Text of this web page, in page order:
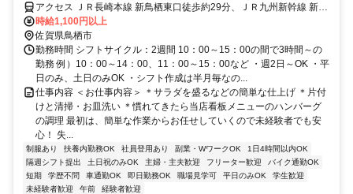
＆土日のみや平日のみもOK◎美味しいまかない制度有り♪
アクセス ＪＲ長崎本線 新鳥栖東口徒歩約29分、ＪＲ九州新幹線 新鳥
栖東口徒歩約29分、ＪＲ鹿児島本線 田代徒歩約32分
時給1,100円以上
佐賀県鳥栖市
勤務時間 シフトサイクル：2週間 10：00～15：00の間で3時間～の
勤務 例）10：00～14：00、11：00～15：00など ・週2日～OK ・平
日のみ、土日のみOK ・シフト作成は半月毎なの...
仕事内容 ＜お仕事内容＞ ＊サラダを盛るなどの簡単な仕上げ ＊片付
けと清掃・お皿洗い ＊慣れてきたら当店看板メニューのハンバーグ
の調理 最初は、簡単な作業からお任せしていくので未経験者でも安
心！ 失...
制服あり 扶養内勤務OK 社員登用あり 副業・WワークOK
1日4時間以内OK
隔週シフト提出
土日祝のみOK 主婦・主夫歓迎 フリーター歓迎
バイク通勤OK
短期
学歴不問 車通勤OK 即日勤務OK 職場見学可 平日のみOK
学生歓迎
未経験者歓迎
午前 経験者歓迎